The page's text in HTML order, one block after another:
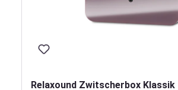
Relaxound Zwitscherbox Klassik